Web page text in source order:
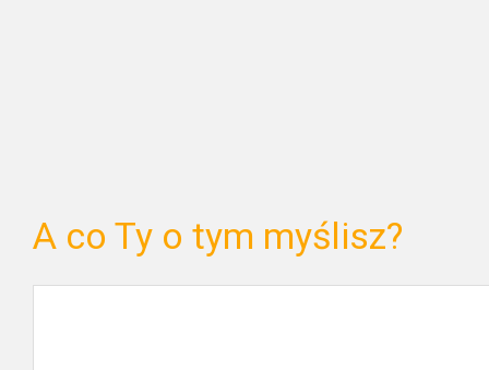
A co Ty o tym myślisz?